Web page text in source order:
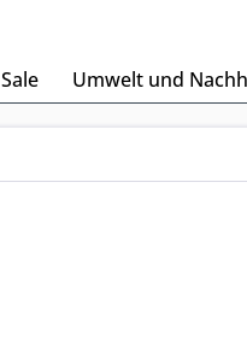
Sale Umwelt und